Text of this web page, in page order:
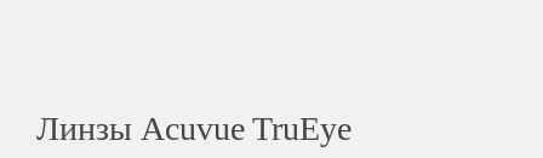
Линзы Acuvue TruEye